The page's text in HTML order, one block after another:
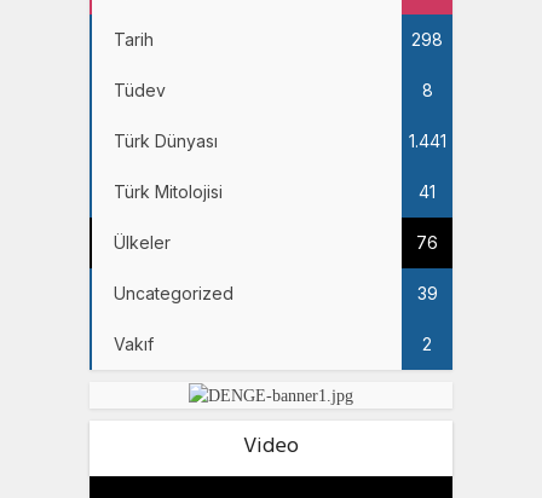
Tarih 298
Tüdev 8
Türk Dünyası 1.441
Türk Mitolojisi 41
Ülkeler 76
Uncategorized 39
Vakıf 2
Video